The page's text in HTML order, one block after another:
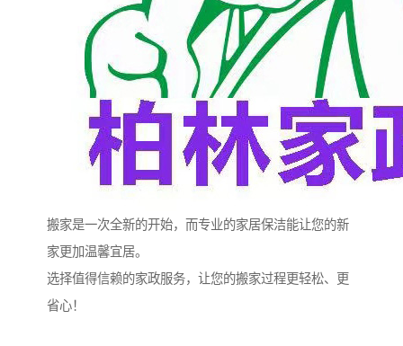
搬家是一次全新的开始，而专业的家居保洁能让您的新
家更加温馨宜居。
选择值得信赖的家政服务，让您的搬家过程更轻松、更
省心！